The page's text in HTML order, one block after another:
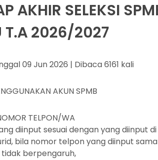
AKHIR SELEKSI
T.A 2026/2027
09 Jun 2026 | Dibaca 6161 kali
AKUN SPMB
TELPON/WA
diinput sesuai dengan yang diinput
bila nomor telpon yang diinput
berpengaruh,